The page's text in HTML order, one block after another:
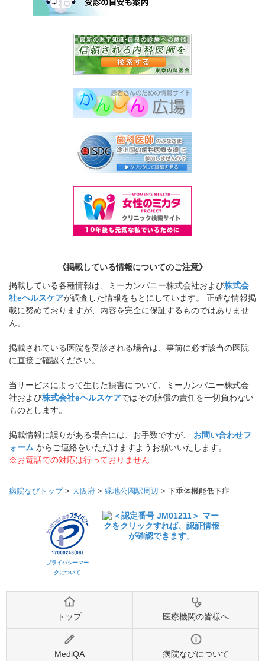
《掲載している情報についてのご注意》
掲載している各種情報は、ミーカンパニー株式会社および株式会
社eヘルスケアが調査した情報をもとにしています。 正確な情報掲
載に努めておりますが、内容を完全に保証するものではありませ
ん。
掲載されている医院を受診される場合は、事前に必ず該当の医院
に直接ご確認ください。
当サービスによって生じた損害について、ミーカンパニー株式会
社および株式会社eヘルスケアではその賠償の責任を一切負わない
ものとします。
掲載情報に誤りがある場合には、お手数ですが、 お問い合わせフ
ォーム からご連絡をいただけますようお願いいたします。
※お電話での対応は行っておりません
病院なびトップ> 大阪府 > 緑地公園駅周辺 > 下垂体機能低下症
プライバシーマー
クについて
トップ 医療機関の皆様へ
MediQA 病院なびについて